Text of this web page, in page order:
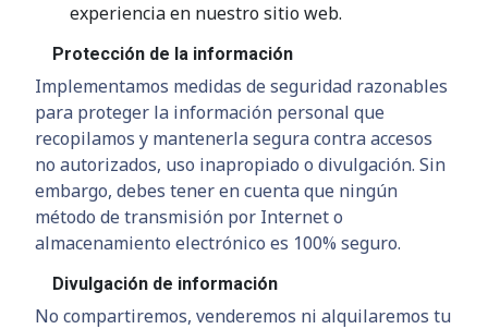
experiencia en nuestro sitio web.
Protección de la información
Implementamos medidas de seguridad razonables
para proteger la información personal que
recopilamos y mantenerla segura contra accesos
no autorizados, uso inapropiado o divulgación. Sin
embargo, debes tener en cuenta que ningún
método de transmisión por Internet o
almacenamiento electrónico es 100% seguro.
Divulgación de información
No compartiremos, venderemos ni alquilaremos tu